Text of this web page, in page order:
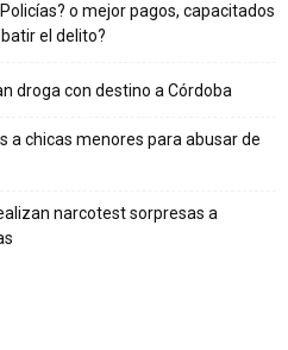
o mejor pagos, capacitados
el delito?
droga con destino a Córdoba
a chicas menores para abusar de
narcotest sorpresas a